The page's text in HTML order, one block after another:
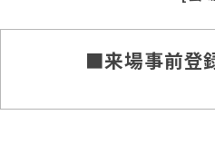
■来場事前登